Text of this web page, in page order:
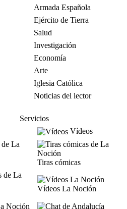
Armada Española
Ejército de Tierra
Salud
Investigación
Economía
Arte
Iglesia Católica
Noticias del lector
Servicios
Vídeos
Tiras cómicas
Vídeos La Noción